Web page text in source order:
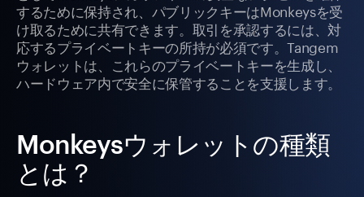
するために保持され、パブリックキーはMonkeysを受
け取るために共有できます。取引を承認するには、対
応するプライベートキーの所持が必須です。Tangem
ウォレットは、これらのプライベートキーを生成し、
ハードウェア内で安全に保管することを支援します。
Monkeysウォレットの種類
とは？